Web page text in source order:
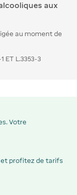
aux
au moment de
ET L.3353-3
Votre
et profitez de tarifs